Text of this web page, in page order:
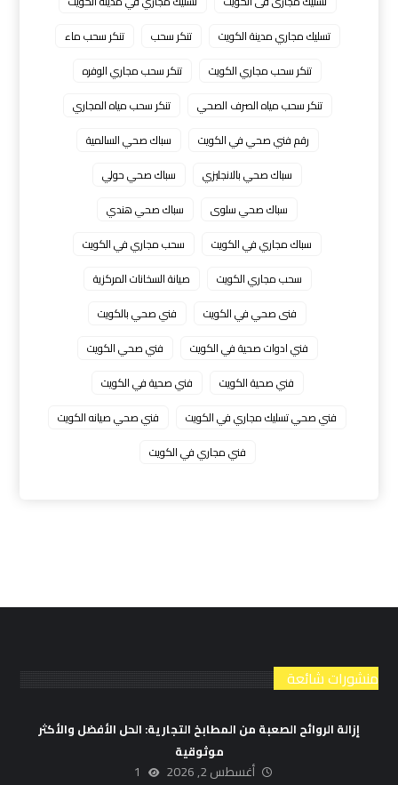
تسليك مجاري مدينة الكويت
تنكر سحب
تنكر سحب ماء
تنكر سحب مجاري الكويت
تنكر سحب مجاري الوفره
تنكر سحب مياه الصرف الصحي
تنكر سحب مياه المجاري
رقم فني صحي في الكويت
سباك صحي السالمية
سباك صحي بالانجليزي
سباك صحي حولي
سباك صحي سلوى
سباك صحي هندي
سباك مجاري في الكويت
سحب مجاري في الكويت
سحب مجاري الكويت
صيانة السخانات المركزية
فنى صحي في الكويت
فني صحي بالكويت
فني ادوات صحية في الكويت
فني صحي الكويت
فني صحية الكويت
فني صحية في الكويت
فني صحي تسليك مجاري في الكويت
فني صحي صيانه الكويت
فني مجاري في الكويت
منشورات شائعة
إزالة الروائح الصعبة من المطابخ التجارية: الحل الأفضل والأكثر
موثوقية
أغسطس 2, 2026 1